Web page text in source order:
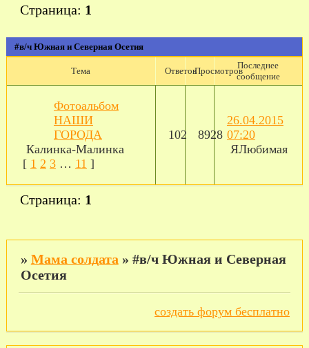
#в/ч Южная и Северная Осетия
Страница: 1
Тема ОтветовПросмотров
Последнее
сообщение
Фотоальбом
НАШИ
ГОРОДА
Калинка-Малинка
[ 1 2 3 … 11 ]
102 8928
26.04.2015
07:20
ЯЛюбимая
Страница: 1
» Мама солдата » #в/ч Южная и Северная
Осетия
создать форум бесплатно